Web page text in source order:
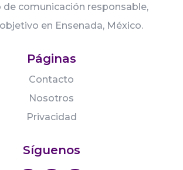
de comunicación responsable,
en Ensenada, México.
Páginas
Contacto
Nosotros
Privacidad
Síguenos